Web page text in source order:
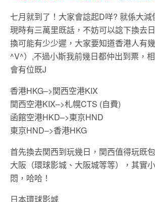
七月就到了！大家會諗起D咩? 就係大減
現時有三萬里既話，不妨可以諗下換去
換可能有少少遲，大家要知道香港人有
^V^）,不過小斯我前幾日都仲出到票，
會有位既J
香港HKG–>関西空港KIX
関西空港KIX–>札幌CTS (自費)
函館空港HKD–>東京HND
東京HND–>香港HKG
首先換去関西到玩幾日，関西值得玩既包
大阪（環球影城、大阪城等等），其實
悶，哈哈！
日本環球影城